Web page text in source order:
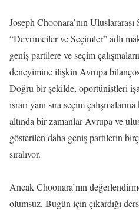
Joseph Choonara’nın
“Devrimciler ve Seçimler” adlı
geniş partilere ve seçim
deneyimine ilişkin Avrupa
Doğru bir şekilde, oportünistleri
ısrarı yanı sıra seçim
altında bir zamanlar Avrupa ve
gösterilen daha geniş partilerin
sıralıyor.
Ancak Choonara’nın
olumsuz. Bugün için çıkardığı